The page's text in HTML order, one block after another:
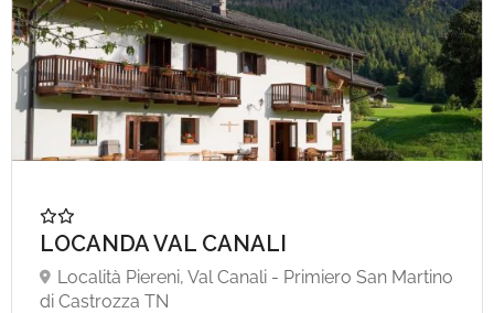
LOCANDA VAL CANALI
Località Piereni, Val Canali - Primiero San Martino
di Castrozza TN